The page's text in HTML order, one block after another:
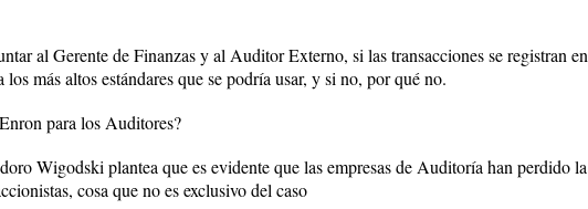
al Gerente de Finanzas y al Auditor Externo, si las transacciones se registran en
los más altos estándares que se podría usar, y si no, por qué no.
para los Auditores?
Wigodski plantea que es evidente que las empresas de Auditoría han perdido la
cosa que no es exclusivo del caso